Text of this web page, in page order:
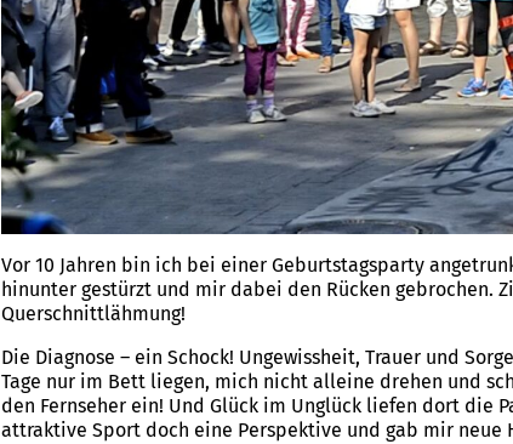
Vor 10 Jahren bin ich bei einer Geburtstagsparty
hinunter gestürzt und mir dabei den Rücken gebrochen.
Querschnittlähmung!
Die Diagnose – ein Schock! Ungewissheit, Trauer und
Tage nur im Bett liegen, mich nicht alleine drehen und
den Fernseher ein! Und Glück im Unglück liefen dort die
attraktive Sport doch eine Perspektive und gab mir neue